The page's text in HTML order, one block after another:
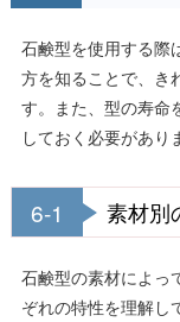
石鹸型を使用する際
方を知ることで、き
す。また、型の寿命
しておく必要があり
6-1 素材別
石鹸型の素材によっ
ぞれの特性を理解し